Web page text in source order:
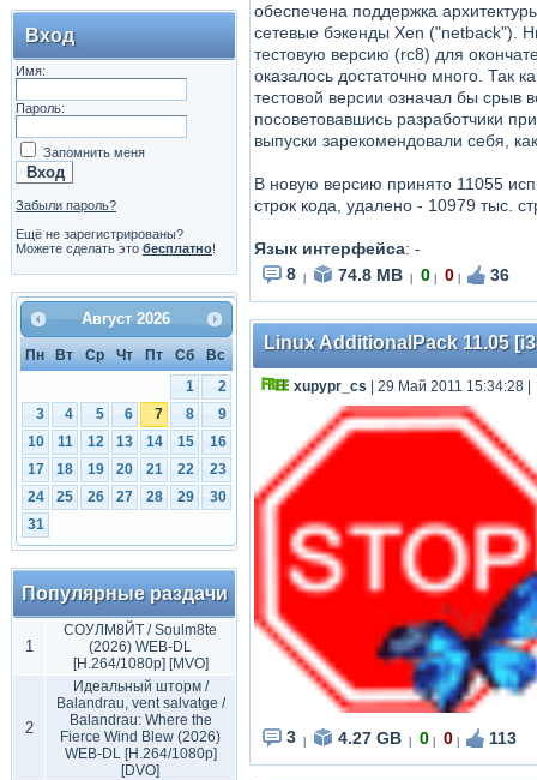
Вход
Имя:
Пароль:
Запомнить меня
Забыли пароль?
Ещё не зарегистрированы?
Можете сделать это бесплатно!
Август 2026
Пн Вт Ср Чт Пт Сб
Вс
1
2
3
4 5 6 7 8
9
10
11 12 13 14 15
16
17
18 19 20 21 22
23
24
25 26 27 28 29
30
31
Популярные раздачи
1
СОУЛМ8ЙТ / Soulm8te
(2026) WEB-DL
[H.264/1080p] [MVO]
2
Идеальный шторм /
Balandrau, vent salvatge /
Balandrau: Where the
Fierce Wind Blew (2026)
WEB-DL [H.264/1080p]
[DVO]
обеспечена поддержка
сетевые бэкенды Xen ("netback").
тестовую версию (rc8) для
оказалось достаточно много. Так
тестовой версии означал бы срыв
посоветовавшись разработчики
выпуски зарекомендовали себя,
В новую версию принято 11055
строк кода, удалено - 10979 тыс.
Язык интерфейса: -
8
74.8 MB 0 0 36
Linux AdditionalPack 11.05
xupypr_cs | 29 Май 2011 15:34:28
3 4.27 GB 0 0 113